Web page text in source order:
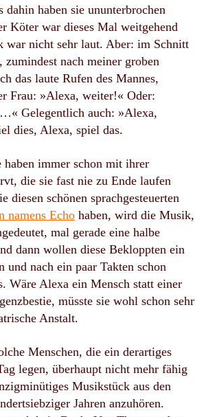
dahin haben sie ununterbrochen
Köter war dieses Mal weitgehend
war nicht sehr laut. Aber: im Schnitt
zumindest nach meiner groben
das laute Rufen des Mannes,
Frau: »Alexa, weiter!« Oder:
Gelegentlich auch: »Alexa,
dies, Alexa, spiel das.
haben immer schon mit ihrer
die sie fast nie zu Ende laufen
diesen schönen sprachgesteuerten
namens Echo haben, wird die Musik,
mal gerade eine halbe
dann wollen diese Bekloppten ein
und nach ein paar Takten schon
Wäre Alexa ein Mensch statt einer
müsste sie wohl schon sehr
Anstalt.
Menschen, die ein derartiges
legen, überhaupt nicht mehr fähig
Musikstück aus den
Jahren anzuhören.